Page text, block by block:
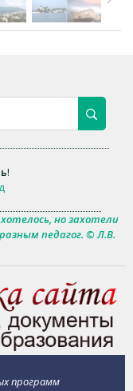
!
но захотели
педагог. © Л.В.
программ